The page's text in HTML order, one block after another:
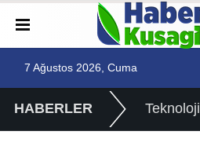
7 Ağustos 2026, Cuma
HABERLER Teknoloji